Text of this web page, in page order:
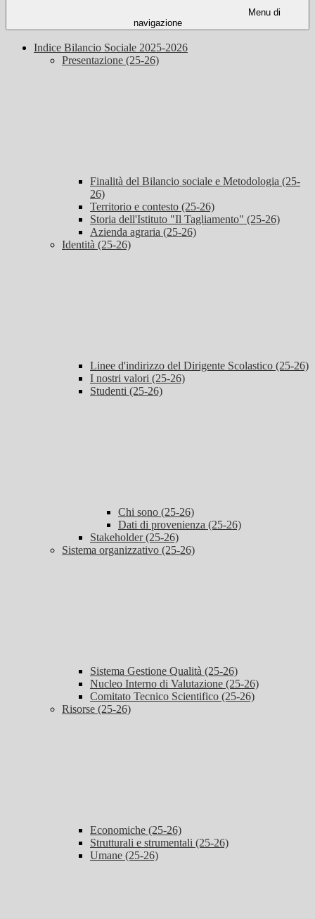
Menu di
navigazione
Indice Bilancio Sociale 2025-2026
Presentazione (25-26)
Finalità del Bilancio sociale e Metodologia (25-
26)
Territorio e contesto (25-26)
Storia dell'Istituto "Il Tagliamento" (25-26)
Azienda agraria (25-26)
Identità (25-26)
Linee d'indirizzo del Dirigente Scolastico (25-26)
I nostri valori (25-26)
Studenti (25-26)
Chi sono (25-26)
Dati di provenienza (25-26)
Stakeholder (25-26)
Sistema organizzativo (25-26)
Sistema Gestione Qualità (25-26)
Nucleo Interno di Valutazione (25-26)
Comitato Tecnico Scientifico (25-26)
Risorse (25-26)
Economiche (25-26)
Strutturali e strumentali (25-26)
Umane (25-26)